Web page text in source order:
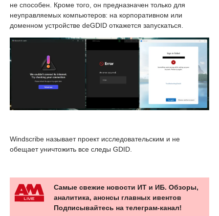
не способен. Кроме того, он предназначен только для
неуправляемых компьютеров: на корпоративном или
доменном устройстве deGDID откажется запускаться.
Windscribe называет проект исследовательским и не
обещает уничтожить все следы GDID.
Самые свежие новости ИТ и ИБ. Обзоры,
аналитика, анонсы главных ивентов
Подписывайтесь на телеграм-канал!